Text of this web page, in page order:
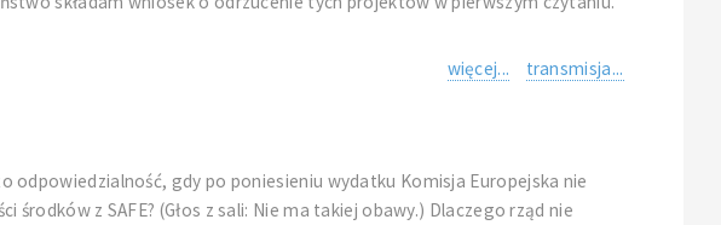
więcej... transmisja...
odpowiedzialność, gdy po poniesieniu wydatku Komisja Europejska nie
z SAFE? (Głos z sali: Nie ma takiej obawy.) Dlaczego rząd nie